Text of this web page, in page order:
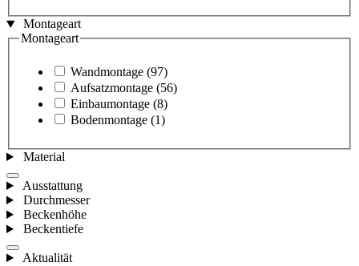
Montageart
Montageart
Wandmontage (97)
Aufsatzmontage (56)
Einbaumontage (8)
Bodenmontage (1)
Material
Ausstattung
Durchmesser
Beckenhöhe
Beckentiefe
Aktualität